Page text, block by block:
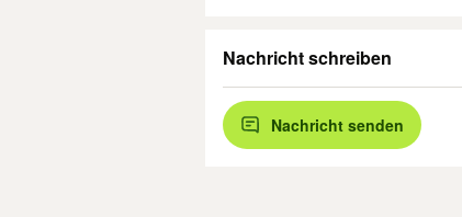
Nachricht schreiben
Nachricht senden